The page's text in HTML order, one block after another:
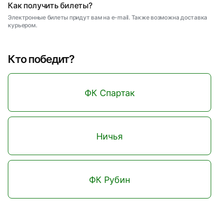
Как получить билеты?
Электронные билеты придут вам на e-mail. Также возможна доставка
курьером.
Кто победит?
ФК Спартак
Ничья
ФК Рубин